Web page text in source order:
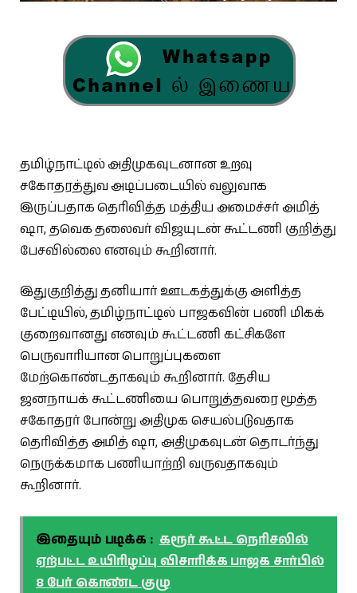
தமிழ்நாட்டில் அதிமுகவுடனான உறவு
சகோதரத்துவ அடிப்படையில் வலுவாக
இருப்பதாக தெரிவித்த மத்திய அமைச்சர் அமித்
ஷா, தவெக தலைவர் விஜயுடன் கூட்டணி குறித்து
பேசவில்லை எனவும் கூறினார்.
இதுகுறித்து தனியார் ஊடகத்துக்கு அளித்த
பேட்டியில், தமிழ்நாட்டில் பாஜகவின் பணி மிகக்
குறைவானது எனவும் கூட்டணி கட்சிகளே
பெருவாரியான பொறுப்புகளை
மேற்கொண்டதாகவும் கூறினார். தேசிய
ஜனநாயக் கூட்டணியை பொறுத்தவரை மூத்த
சகோதரர் போன்று அதிமுக செயல்படுவதாக
தெரிவித்த அமித் ஷா, அதிமுகவுடன் தொடர்ந்து
நெருக்கமாக பணியாற்றி வருவதாகவும்
கூறினார்.
இதையும் படிக்க : கரூர் கூட்ட நெரிசலில்
ஏற்பட்ட உயிரிழப்பு விசாரிக்க பாஜக சார்பில்
8 பேர் கொண்ட குழு